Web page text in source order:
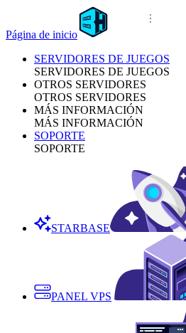
Página de inicio
SERVIDORES DE JUEGOS
SERVIDORES DE JUEGOS
OTROS SERVIDORES
OTROS SERVIDORES
MÁS INFORMACIÓN
MÁS INFORMACIÓN
SOPORTE
SOPORTE
STARBASE
PANEL VPS